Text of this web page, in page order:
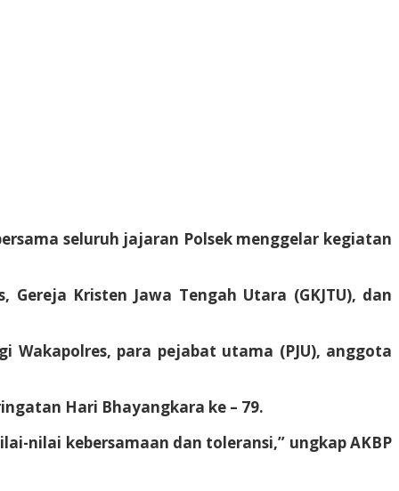
seluruh jajaran Polsek menggelar kegiatan
Kristen Jawa Tengah Utara (GKJTU), dan
Wakapolres, para pejabat utama (PJU), anggota
Hari Bhayangkara ke – 79.
nilai kebersamaan dan toleransi,” ungkap AKBP